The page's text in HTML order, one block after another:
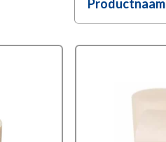
Productnaam